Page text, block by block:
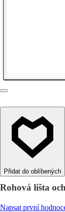
Rohová lišta
Napsat první